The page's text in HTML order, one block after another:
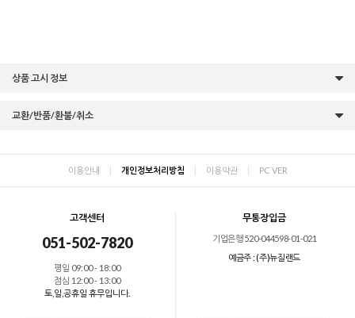
상품 고시 정보
교환/반품/환불/취소
이용안내 | 개인정보처리방침 | 이용약관 | PC VER
고객센터
051-502-7820
평일 09:00 - 18:00
점심 12:00 - 13:00
토,일,공휴일 휴무입니다.
무통장입금
기업은행 520-044598-01-021
예금주 : (주)뉴질랜드